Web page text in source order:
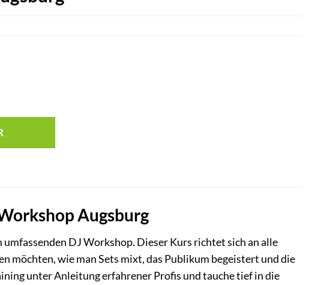
Augsburg
DJ Workshop. Dieser Kurs richtet sich an alle
möchten, wie man Sets mixt, das Publikum begeistert und die
unter Anleitung erfahrener Profis und tauche tief in die